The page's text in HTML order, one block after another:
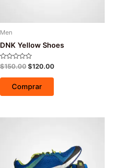
Men
DNK Yellow Shoes
Avaliação
0
de
$150.00$120.00
Comprar